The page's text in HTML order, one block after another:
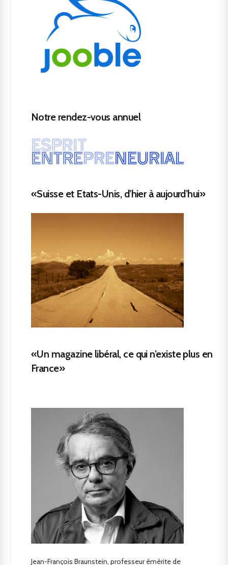
Notre rendez-vous annuel
«Suisse et Etats-Unis, d’hier à aujourd’hui»
«Un magazine libéral, ce qui n’existe plus en
France»
Jean-François Braunstein, professeur émérite de